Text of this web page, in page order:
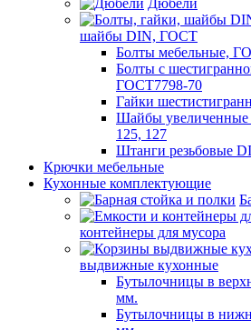
Дюбели
шайбы DIN, ГОСТ
Болты мебельные,
Болты с
ГОСТ7798-70
Гайки
Шайбы
125, 127
Штанги резьбовые
Крючки мебельные
Кухонные комплектующие
контейнеры для мусора
выдвижные кухонные
Бутылочницы в
мм.
Бутылочницы в